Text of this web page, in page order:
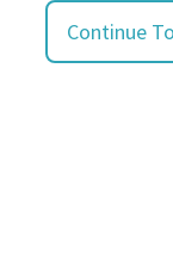
Continue